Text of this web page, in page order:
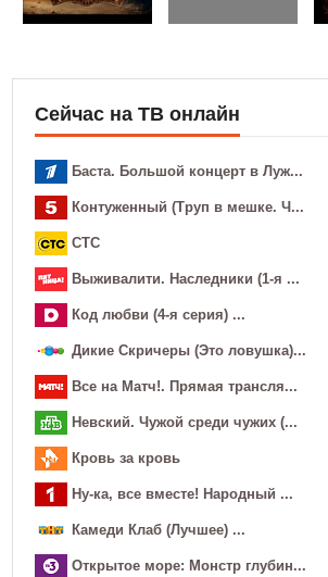
Сейчас на ТВ онлайн
Баста. Большой концерт в Луж...
Контуженный (Труп в мешке. Ч...
СТС
Выживалити. Наследники (1-я ...
Код любви (4-я серия) ...
Дикие Скричеры (Это ловушка)...
Все на Матч!. Прямая трансля...
Невский. Чужой среди чужих (...
Кровь за кровь
Ну-ка, все вместе! Народный ...
Камеди Клаб (Лучшее) ...
Открытое море: Монстр глубин...